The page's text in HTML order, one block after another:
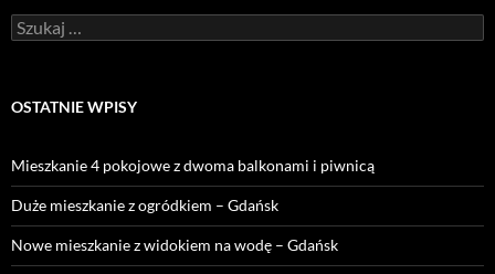
Szukaj:
OSTATNIE WPISY
Mieszkanie 4 pokojowe z dwoma balkonami i piwnicą
Duże mieszkanie z ogródkiem – Gdańsk
Nowe mieszkanie z widokiem na wodę – Gdańsk